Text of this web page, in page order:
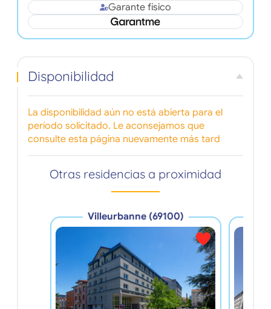
Garante físico
Disponibilidad
La disponibilidad aún no está abierta para el
período solicitado. Le aconsejamos que
consulte esta página nuevamente más tard
Otras residencias a proximidad
Villeurbanne (69100)